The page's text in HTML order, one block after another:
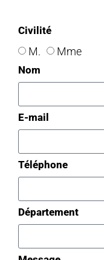
Civilité
M. Mme
Nom
E-mail
Téléphone
Département